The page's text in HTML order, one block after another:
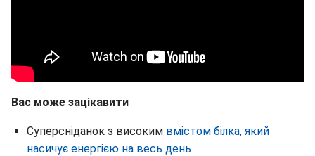
Вас може зацікавити
Суперсніданок з високим вмістом білка, який
насичує енергією на весь день